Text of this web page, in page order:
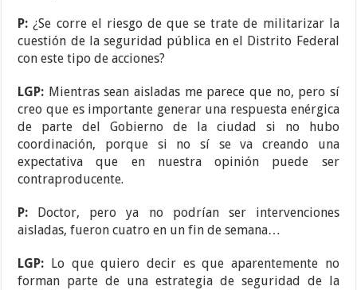
P:¿Se corre el riesgo de que se trate de militarizar la
cuestión de la seguridad pública en el Distrito Federal
con este tipo de acciones?
LGP: Mientras sean aisladas me parece que no, pero sí
creo que es importante generar una respuesta enérgica
de parte del Gobierno de la ciudad si no hubo
coordinación, porque si no sí se va creando una
expectativa que en nuestra opinión puede ser
contraproducente.
P:
Doctor, pero ya no podrían ser intervenciones
aisladas, fueron cuatro en un fin de semana…
LGP:
Lo que quiero decir es que aparentemente no
forman parte de una estrategia de seguridad de la